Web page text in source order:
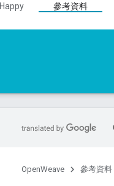
Happy 參考資料
OpenWeave 參考資料